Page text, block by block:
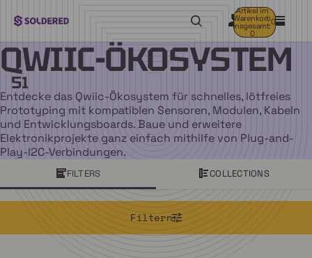
Artikel im
Warenkorb
insgesamt:
0
0
QWIIC-ÖKOSYSTEM
51
Entdecke das Qwiic-Ökosystem für schnelles, lötfreies
Prototyping mit kompatiblen Sensoren, Modulen, Kabeln
und Entwicklungsboards. Baue und erweitere
Elektronikprojekte ganz einfach mithilfe von Plug-and-
Play-I2C-Verbindungen.
FILTERS COLLECTIONS
Filtern